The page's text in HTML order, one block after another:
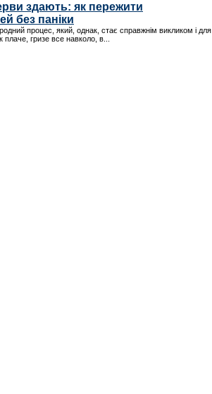
здають: як пережити
без паніки
процес, який, однак, стає справжнім викликом і для
плаче, гризе все навколо, в...